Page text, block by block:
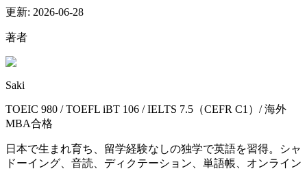
更新: 2026-06-28
著者
Saki
TOEIC 980 / TOEFL iBT 106 / IELTS 7.5（CEFR C1）/ 海外
MBA合格
日本で生まれ育ち、留学経験なしの独学で英語を習得。シャ
ドーイング、音読、ディクテーション、単語帳、オンライン